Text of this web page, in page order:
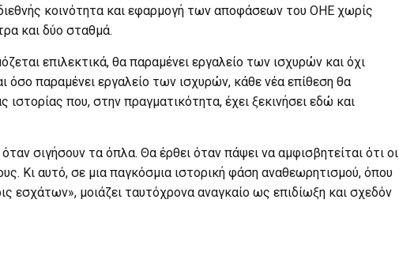
κοινότητα και εφαρμογή των αποφάσεων του ΟΗΕ χωρίς
και δύο σταθμά.
επιλεκτικά, θα παραμένει εργαλείο των ισχυρών και όχι
όσο παραμένει εργαλείο των ισχυρών, κάθε νέα επίθεση θα
ιστορίας που, στην πραγματικότητα, έχει ξεκινήσει εδώ και
σιγήσουν τα όπλα. Θα έρθει όταν πάψει να αμφισβητείται ότι οι
Κι αυτό, σε μια παγκόσμια ιστορική φάση αναθεωρητισμού, όπου
εσχάτων», μοιάζει ταυτόχρονα αναγκαίο ως επιδίωξη και σχεδόν